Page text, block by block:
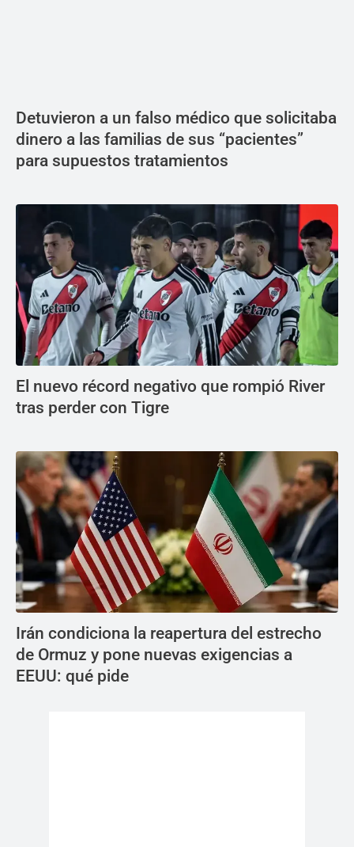
Detuvieron a un falso médico que solicitaba
dinero a las familias de sus “pacientes”
para supuestos tratamientos
El nuevo récord negativo que rompió River
tras perder con Tigre
Irán condiciona la reapertura del estrecho
de Ormuz y pone nuevas exigencias a
EEUU: qué pide